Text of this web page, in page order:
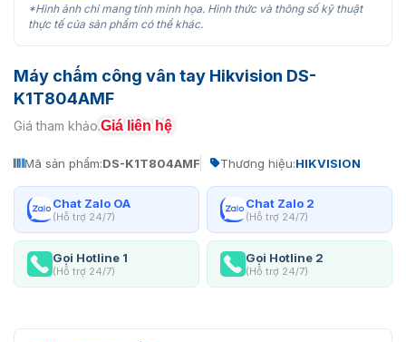
*Hình ảnh chỉ mang tính minh họa. Hình thức và thông số kỹ thuật
thực tế của sản phẩm có thể khác.
Máy chấm công vân tay Hikvision DS-
K1T804AMF
Giá tham khảo:Giá liên hệ
Mã sản phẩm:DS-K1T804AMF Thương hiệu:HIKVISION
Chat Zalo OA
(Hỗ trợ 24/7)
Chat Zalo 2
(Hỗ trợ 24/7)
Gọi Hotline 1
(Hỗ trợ 24/7)
Gọi Hotline 2
(Hỗ trợ 24/7)